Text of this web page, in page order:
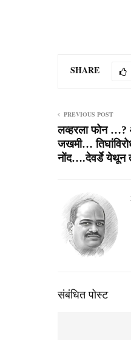
SHARE
PREVIOUS POST
लव्हरला फोन …?
जखमी…
नोंद….देवर्डे येथून
संबंधित पोस्ट